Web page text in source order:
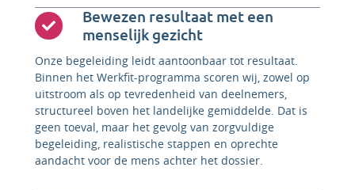
Bewezen resultaat met een
menselijk gezicht
Onze begeleiding leidt aantoonbaar tot resultaat.
Binnen het Werkfit-programma scoren wij, zowel op
uitstroom als op tevredenheid van deelnemers,
structureel boven het landelijke gemiddelde. Dat is
geen toeval, maar het gevolg van zorgvuldige
begeleiding, realistische stappen en oprechte
aandacht voor de mens achter het dossier.